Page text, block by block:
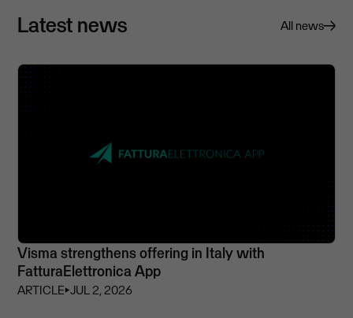
Latest news All news
Visma strengthens offering in Italy with
FatturaElettronica App
ARTICLE⏵JUL 2, 2026